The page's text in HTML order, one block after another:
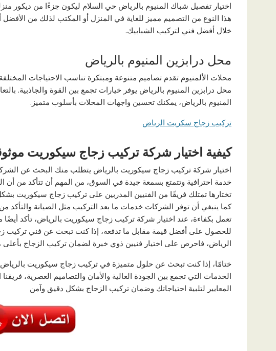
اختيار تفصيل شباك المنيوم بالرياض حي السلام ليكون جزءًا من ديكور
هذا النوع من التصميم مميز للغاية في المنزل أو المكتب لذلك من الأفضل
خلال أفضل فني لتركيب الشبابيك.
محل درابزين المنيوم بالرياض
محلات الألمنيوم تقدم تصاميم متنوعة ومبتكرة تناسب الاحتياجات
محل درابزين المنيوم بالرياض يوفر خيارات تجمع بين القوة والجاذبية.
المنيوم بالرياض، يمكنك تحسين واجهات المحلات بأسلوب متميز.
تركيب زجاج سكريت الرياض
كيفية اختيار شركة تركيب زجاج سيكوريت
اختيار شركة تركيب زجاج سيكوريت بالرياض يتطلب منك البحث عن
خدمة احترافية وتتمتع بسمعة جيدة في السوق، من المهم أن تتأكد من أن
تختارها تمتلك فريقًا من الفنيين المدربين على تركيب زجاج سيكوريت
كما ينبغي أن توفر الشركات خدمات ما بعد التركيب مثل الصيانة والتأكد
تعمل بكفاءة، عند اختيار شركة تركيب زجاج سيكوريت بالرياض، تأكد أيضًا
للحصول على أفضل قيمة مقابل ما تدفعه، إذا كنت تبحث عن فني تركيب
الرياض، فاحرص على اختيار فنيين ذوي خبرة لضمان تركيب الزجاج
ختامًا، إذا كنت تبحث عن حلول متميزة في تركيب زجاج سيكوريت
الخدمات التي تجمع بين الجودة العالية والأمان والتصاميم العصرية،
المعايير لتلبية احتياجاتك وضمان تركيب الزجاج بشكل دقيق وآمن